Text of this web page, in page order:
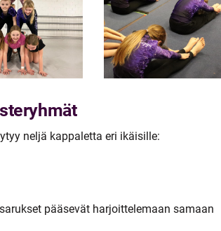
neljä kappaletta eri ikäisille:
pääsevät harjoittelemaan samaan